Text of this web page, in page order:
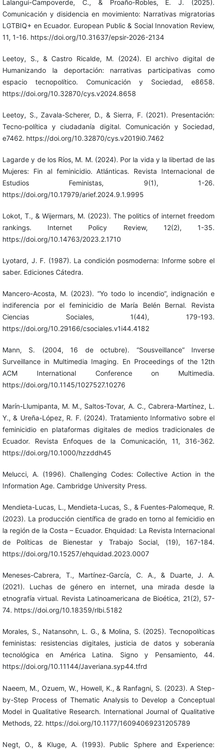
Lalangui-Campoverde, C., & Proaño-Robles, E. J. (2025).
Comunicación y disidencia en movimiento: Narrativas migratorias
LGTBIQ+ en Ecuador. European Public & Social Innovation Review,
11, 1-16. https://doi.org/10.31637/epsir-2026-2134
Leetoy, S., & Castro Ricalde, M. (2024). El archivo digital de
Humanizando la deportación: narrativas participativas como
espacio tecnopolítico. Comunicación y Sociedad, e8658.
https://doi.org/10.32870/cys.v2024.8658
Leetoy, S., Zavala-Scherer, D., & Sierra, F. (2021). Presentación:
Tecno-política y ciudadanía digital. Comunicación y Sociedad,
e7462. https://doi.org/10.32870/cys.v2019i0.7462
Lagarde y de los Ríos, M. M. (2024). Por la vida y la libertad de las
Mujeres: Fin al feminicidio. Atlánticas. Revista Internacional de
Estudios Feministas, 9(1), 1-26.
https://doi.org/10.17979/arief.2024.9.1.9995
Lokot, T., & Wijermars, M. (2023). The politics of internet freedom
rankings. Internet Policy Review, 12(2), 1-35.
https://doi.org/10.14763/2023.2.1710
Lyotard, J. F. (1987). La condición posmoderna: Informe sobre el
saber. Ediciones Cátedra.
Mancero-Acosta, M. (2023). “Yo todo lo incendio”, indignación e
indiferencia por el feminicidio de María Belén Bernal. Revista
Ciencias Sociales, 1(44), 179-193.
https://doi.org/10.29166/csociales.v1i44.4182
Mann, S. (2004, 16 de octubre). “Sousveillance” Inverse
Surveillance in Multimedia Imaging. En Proceedings of the 12th
ACM International Conference on Multimedia.
https://doi.org/10.1145/1027527.10276
Marín-Llumipanta, M. M., Saltos-Tovar, A. C., Cabrera-Martínez, L.
Y., & Ureña-López, R. F. (2024). Tratamiento Informativo sobre el
feminicidio en plataformas digitales de medios tradicionales de
Ecuador. Revista Enfoques de la Comunicación, 11, 316-362.
https://doi.org/10.1000/hzzddh45
Melucci, A. (1996). Challenging Codes: Collective Action in the
Information Age. Cambridge University Press.
Mendieta-Lucas, L., Mendieta-Lucas, S., & Fuentes-Palomeque, R.
(2023). La producción científica de grado en torno al femicidio en
la región de la Costa – Ecuador. Ehquidad: La Revista Internacional
de Políticas de Bienestar y Trabajo Social, (19), 167-184.
https://doi.org/10.15257/ehquidad.2023.0007
Meneses-Cabrera, T., Martínez-García, C. A., & Duarte, J. A.
(2021). Luchas de género en internet, una mirada desde la
etnografía virtual. Revista Latinoamericana de Bioética, 21(2), 57-
74. https://doi.org/10.18359/rlbi.5182
Morales, S., Natansohn, L. G., & Molina, S. (2025). Tecnopolíticas
feministas: resistencias digitales, justicia de datos y soberanía
tecnológica en América Latina. Signo y Pensamiento, 44.
https://doi.org/10.11144/Javeriana.syp44.tfrd
Naeem, M., Ozuem, W., Howell, K., & Ranfagni, S. (2023). A Step-
by-Step Process of Thematic Analysis to Develop a Conceptual
Model in Qualitative Research. International Journal of Qualitative
Methods, 22. https://doi.org/10.1177/16094069231205789
Negt, O., & Kluge, A. (1993). Public Sphere and Experience: